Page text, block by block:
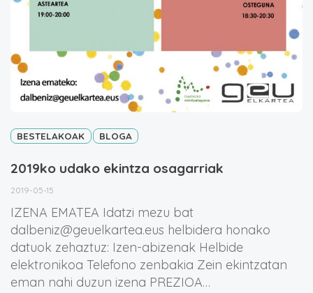
BESTELAKOAK BLOGA
2019ko udako ekintza osagarriak
2019-05-15
IZENA EMATEA Idatzi mezu bat
dalbeniz@geuelkartea.eus helbidera honako
datuok zehaztuz: Izen-abizenak Helbide
elektronikoa Telefono zenbakia Zein ekintzatan
eman nahi duzun izena PREZIOA…